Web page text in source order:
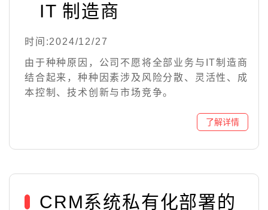
IT 制造商
时间:2024/12/27
由于种种原因，公司不愿将全部业务与IT制造商
结合起来，种种因素涉及风险分散、灵活性、成
本控制、技术创新与市场竞争。
CRM系统私有化部署的